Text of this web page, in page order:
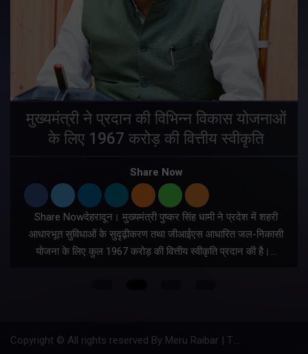
मुख्यमंत्री ने प्रदान की विभिन्न विकास योजनाओं
के लिए 1967 करोड़ की वित्तीय स्वीकृति
Share Now
Share Nowदेहरादून। मुख्यमंत्री पुष्कर सिंह धामी ने प्रदेश में शहरी
आधारभूत सुविधाओं के सुदृढ़ीकरण तथा जीआईएस आधारित जल-निकासी
योजना के लिए कुल 1967 करोड़ की वित्तीय स्वीकृति प्रदान की है।…
Copyright © All rights reserved By Meru Raibar | Theme by